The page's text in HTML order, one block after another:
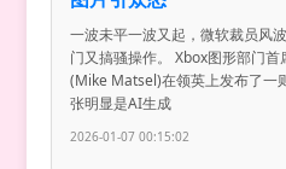
一波未平一波又起，微软裁员风
门又搞骚操作。 Xbox图形部门首
(Mike Matsel)在领英上发布了一
张明显是AI生成
2026-01-07 00:15:02